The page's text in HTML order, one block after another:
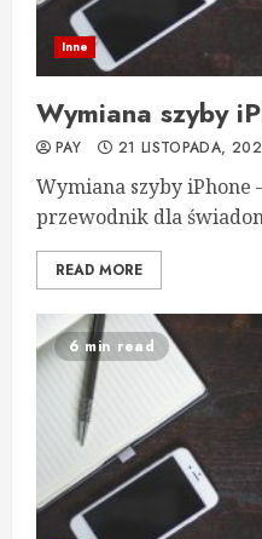
Inne
Wymiana szyby
PAY 21 LISTOPADA,
Wymiana szyby
przewodnik dla
READ MORE
6 min read